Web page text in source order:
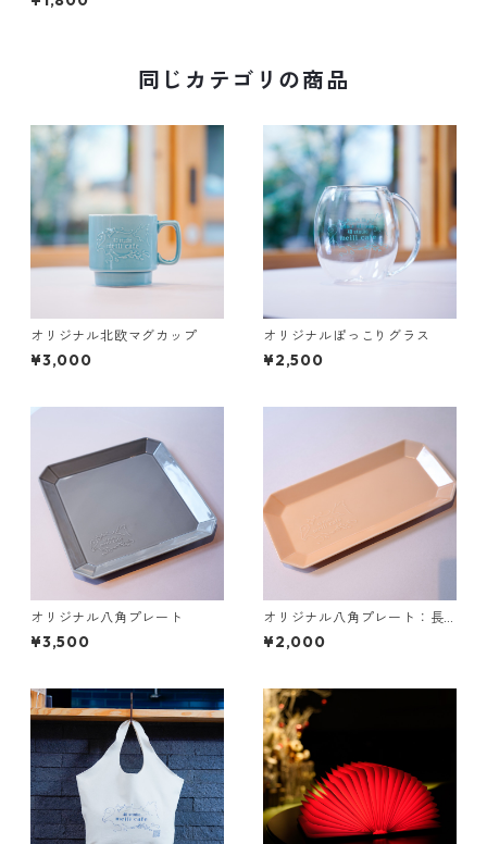
同じカテゴリの商品
オリジナル北欧マグカップ
¥3,000
オリジナルぽっこりグラス
¥2,500
オリジナル八角プレート
¥3,500
オリジナル八角プレート：長
八角タイプ
¥2,000